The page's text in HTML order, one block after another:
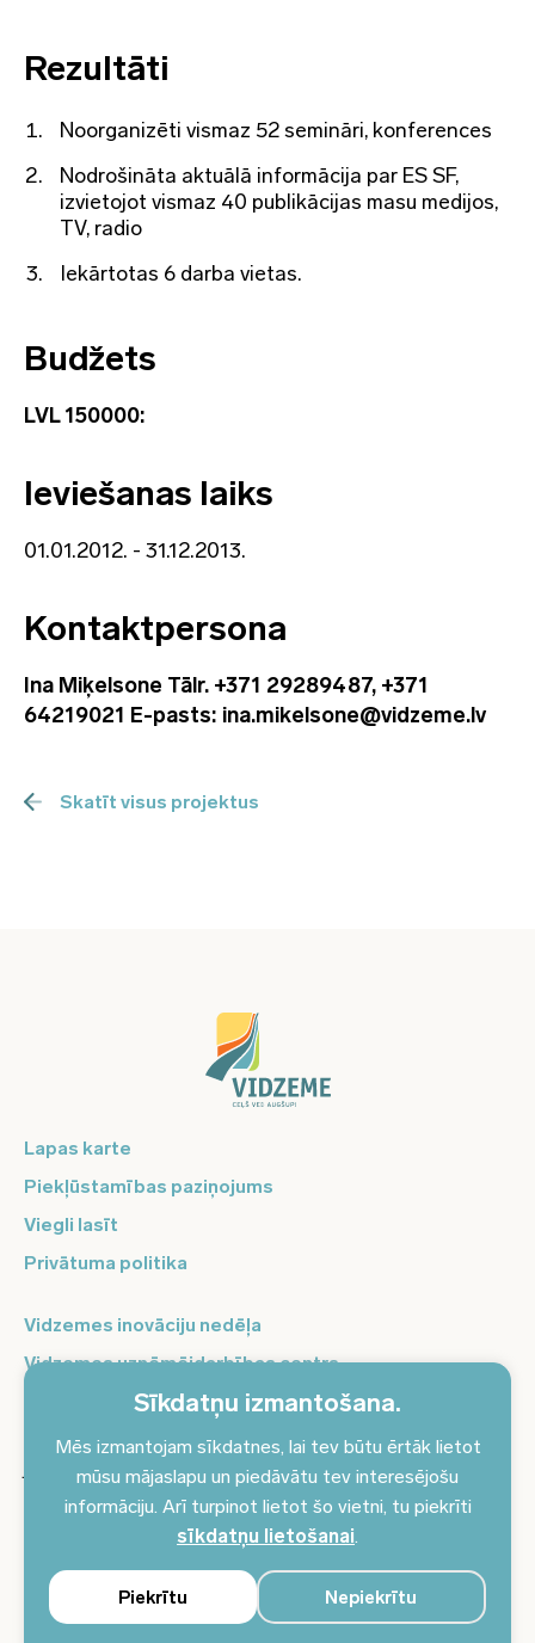
Sīkdatņu izmantošana.
Mēs izmantojam sīkdatnes, lai tev būtu ērtāk lietot
mūsu mājaslapu un piedāvātu tev interesējošu
informāciju. Arī turpinot lietot šo vietni, tu piekrīti
sīkdatņu lietošanai.
Nepiekrītu
Piekrītu
Rezultāti
Noorganizēti vismaz 52 semināri, konferences
Nodrošināta aktuālā informācija par ES SF,
izvietojot vismaz 40 publikācijas masu medijos,
TV, radio
Iekārtotas 6 darba vietas.
Budžets
LVL 150000:
Ieviešanas laiks
01.01.2012. - 31.12.2013.
Kontaktpersona
Ina Miķelsone Tālr. +371 29289487, +371
64219021 E-pasts: ina.mikelsone@vidzeme.lv
Skatīt visus projektus
Lapas karte
Piekļūstamības paziņojums
Viegli lasīt
Privātuma politika
Vidzemes inovāciju nedēļa
Vidzemes uzņēmējdarbības centrs
Balso Vidzeme
Pierakstieties jaunumiem un saņemiet aktuālākos
jaunumus savā e-pastā!
Pieteikties jaunumiem